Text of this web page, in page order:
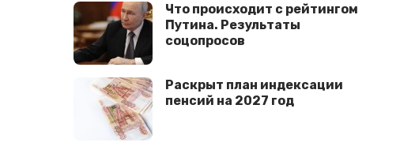
Что происходит с рейтингом
Путина. Результаты
соцопросов
Рaскрыт план индексации
пенсий на 2027 год